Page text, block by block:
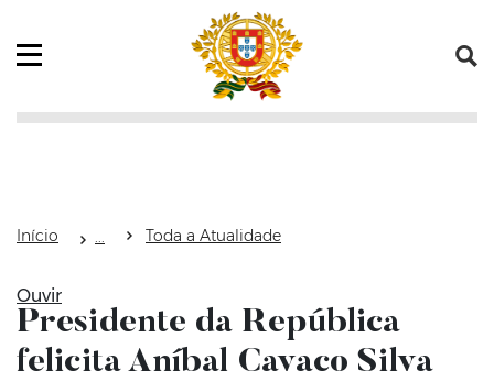
Saltar para o conteúdo (tecla de atalho c)
Abrir menu principal
Início Toda a Atualidade
Ouvir
Presidente da República
felicita Aníbal Cavaco Silva